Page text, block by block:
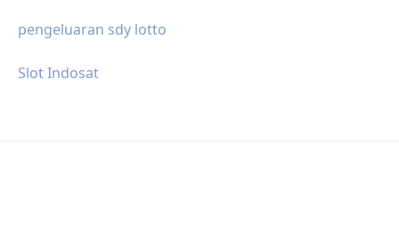
pengeluaran sdy lotto
Slot Indosat